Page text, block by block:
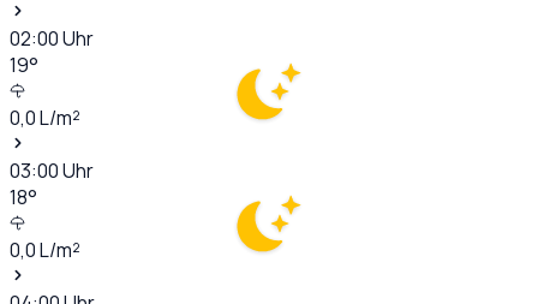
02:00Uhr
19°
0,0L/m²
03:00Uhr
18°
0,0L/m²